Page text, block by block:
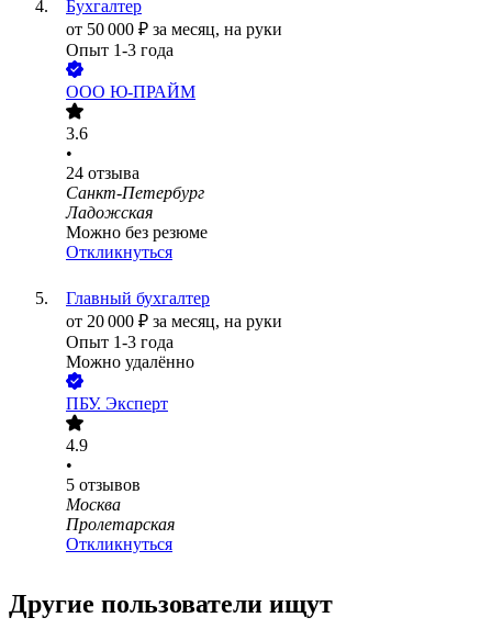
Бухгалтер
от 50 000 ₽ за месяц, на руки
Опыт 1-3 года
ООО Ю-ПРАЙМ
3.6
•
24 отзыва
Санкт-Петербург
Ладожская
Можно без резюме
Откликнуться
Главный бухгалтер
от 20 000 ₽ за месяц, на руки
Опыт 1-3 года
Можно удалённо
ПБУ. Эксперт
4.9
•
5 отзывов
Москва
Пролетарская
Откликнуться
Другие пользователи ищут